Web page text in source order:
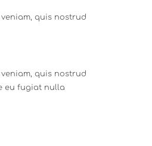
quis nostrud
quis nostrud
eu fugiat nulla